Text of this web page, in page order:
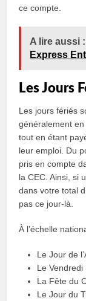
ce compte.
A lire aussi :
Express
Les Jours
Les jours fériés
généralement
tout en étant
leur emploi. Du
pris en compte
la CEC. Ainsi, si
dans votre total
pas ce jour-là.
À l’échelle
Le Jour de
Le Vendredi
La Fête du
Le Jour du